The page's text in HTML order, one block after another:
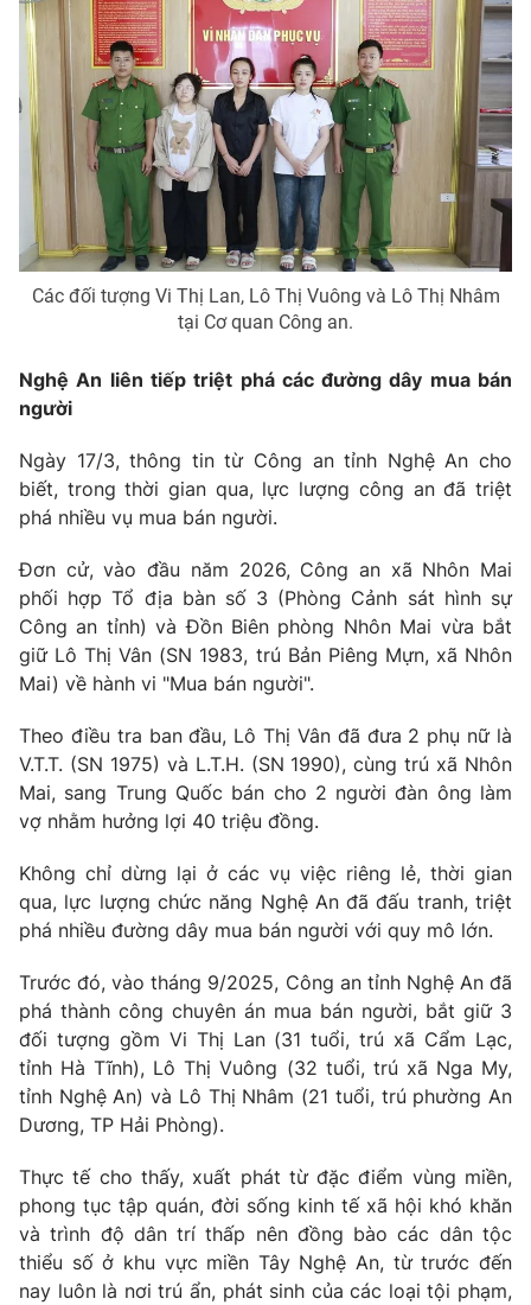
Góc doanh nghiệp
Truyền hình
Phim VTV
Hậu trường
Nhân vật
Khán giả
Giải sao mai
Giải trí
Điện ảnh
Âm nhạc
Sao
Đời sống
Du lịch
Làm đẹp
Chất lượng cuộc sống
Giáo dục
Tuyển sinh
Công nghệ
Sản phẩm
Thị trường
Tư vấn
Giao lưu trực tuyến
Chuyên mục khác
Emagazine Podcast
Photo Infographic
VTV Money VTV Thể thao
Thị trường 24h Tấm lòng Việt
VTV4 Vươn mình bằng AI
VTV9 VTV8
Liên hệ tòa soạn
THỜI BÁO VTV
Các đối tượng Vi Thị Lan, Lô Thị Vuông và Lô Thị Nhâm
tại Cơ quan Công an.
Nghệ An liên tiếp triệt phá các đường dây mua bán
người
Ngày 17/3, thông tin từ Công an tỉnh Nghệ An cho
biết, trong thời gian qua, lực lượng công an đã triệt
phá nhiều vụ mua bán người.
Đơn cử, vào đầu năm 2026, Công an xã Nhôn Mai
phối hợp Tổ địa bàn số 3 (Phòng Cảnh sát hình sự
Công an tỉnh) và Đồn Biên phòng Nhôn Mai vừa bắt
giữ Lô Thị Vân (SN 1983, trú Bản Piêng Mựn, xã Nhôn
Mai) về hành vi "Mua bán người".
Theo điều tra ban đầu, Lô Thị Vân đã đưa 2 phụ nữ là
V.T.T. (SN 1975) và L.T.H. (SN 1990), cùng trú xã Nhôn
Mai, sang Trung Quốc bán cho 2 người đàn ông làm
vợ nhằm hưởng lợi 40 triệu đồng.
Không chỉ dừng lại ở các vụ việc riêng lẻ, thời gian
qua, lực lượng chức năng Nghệ An đã đấu tranh, triệt
phá nhiều đường dây mua bán người với quy mô lớn.
Trước đó, vào tháng 9/2025, Công an tỉnh Nghệ An đã
phá thành công chuyên án mua bán người, bắt giữ 3
đối tượng gồm Vi Thị Lan (31 tuổi, trú xã Cẩm Lạc,
tỉnh Hà Tĩnh), Lô Thị Vuông (32 tuổi, trú xã Nga My,
tỉnh Nghệ An) và Lô Thị Nhâm (21 tuổi, trú phường An
Dương, TP Hải Phòng).
Thực tế cho thấy, xuất phát từ đặc điểm vùng miền,
phong tục tập quán, đời sống kinh tế xã hội khó khăn
và trình độ dân trí thấp nên đồng bào các dân tộc
thiểu số ở khu vực miền Tây Nghệ An, từ trước đến
nay luôn là nơi trú ẩn, phát sinh của các loại tội phạm,